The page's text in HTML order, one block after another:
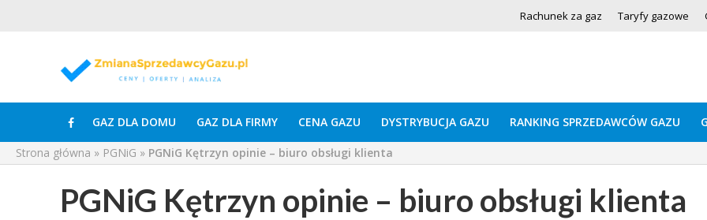
Rachunek za gaz Taryfy gazowe
GAZ DLA DOMU GAZ DLA FIRMY CENA GAZU DYSTRYBUCJA GAZU RANKING SPRZEDAWCÓW GAZU
Strona główna » PGNiG » PGNiG Kętrzyn opinie – biuro obsługi klienta
PGNiG Kętrzyn opinie – biuro obsługi klienta